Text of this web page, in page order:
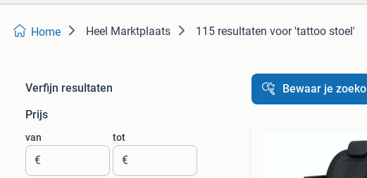
Home Heel Marktplaats 115 resultaten voor 'tattoo stoel'
Verfijn resultaten
Prijs
van
€
tot
€
Bewaar je